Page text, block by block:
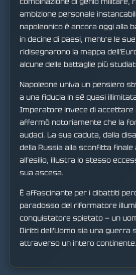
ambizione personale
napoleonico è ancora oggi alla
in decine di paesi, mentre le
ridisegnarono la mappa
alcune delle battaglie più
Napoleone univa un pensiero
a una fiducia in sé quasi
Imperatore invece di accettare
affermò notoriamente che la
audaci. La sua caduta, dalla
della Russia alla sconfitta finale
all'esilio, illustra lo stesso
sua ascesa.
È affascinante per i dibattiti
paradosso del riformatore
conquistatore spietato — un
Diritti dell'Uomo sia una guerra
attraverso un intero continente.